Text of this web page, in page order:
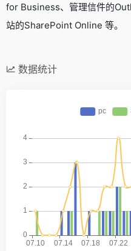
for Business、管理信件的
站的SharePoint Online 等。
数据统计